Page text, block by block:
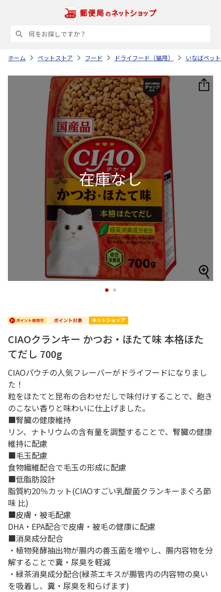
ホーム ペットストア フード ドライフード（猫用） いなばペッ
1 2
CIAOクランキー かつお・ほたて味 本格ほた
てだし 700g
CIAOパウチの人気フレーバーがドライフードになりまし
た！
粒をほたてと昆布の合わせだしで味付けすることで、飽き
のこない香りと味わいに仕上げました。
■腎臓の健康維持
リン、ナトリウムの含有量を調整することで、腎臓の健康
維持に配慮
■毛玉配慮
食物繊維配合で毛玉の形成に配慮
■低脂肪設計
脂質約20％カット(CIAOすごい乳酸菌クランキーまぐろ節
味 比)
■皮膚・被毛配慮
DHA・EPA配合で皮膚・被毛の健康に配慮
■消臭成分配合
・植物発酵抽出物が腸内の善玉菌を増やし、腸内容物を分
解することで糞・尿臭を軽減
・緑茶消臭成分配合(緑茶エキスが腸管内の内容物の臭い
を吸着し、糞・尿臭を和らげます)